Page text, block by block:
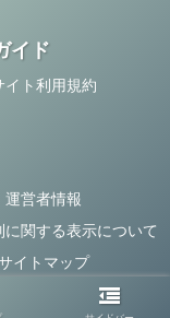
イド
イト利用規約
運営者情報
に関する表示について
イトマップ
イド.